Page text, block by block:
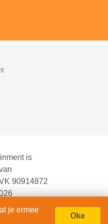
is
90914872
je ermee
Oke